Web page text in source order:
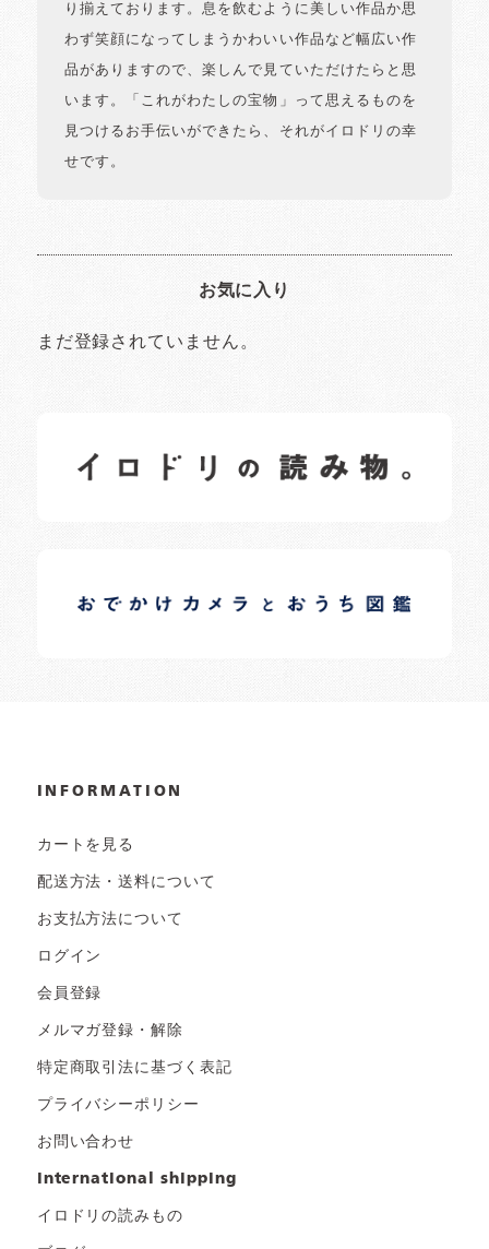
り揃えております。息を飲むように美しい作品か思
わず笑顔になってしまうかわいい作品など幅広い作
品がありますので、楽しんで見ていただけたらと思
います。「これがわたしの宝物」って思えるものを
見つけるお手伝いができたら、それがイロドリの幸
せです。
お気に入り
まだ登録されていません。
日常の様子など随時更新中です。
日常の様子など随時更新中です。
INFORMATION
カートを見る
配送方法・送料について
お支払方法について
ログイン
会員登録
メルマガ登録・解除
特定商取引法に基づく表記
プライバシーポリシー
お問い合わせ
international shipping
イロドリの読みもの